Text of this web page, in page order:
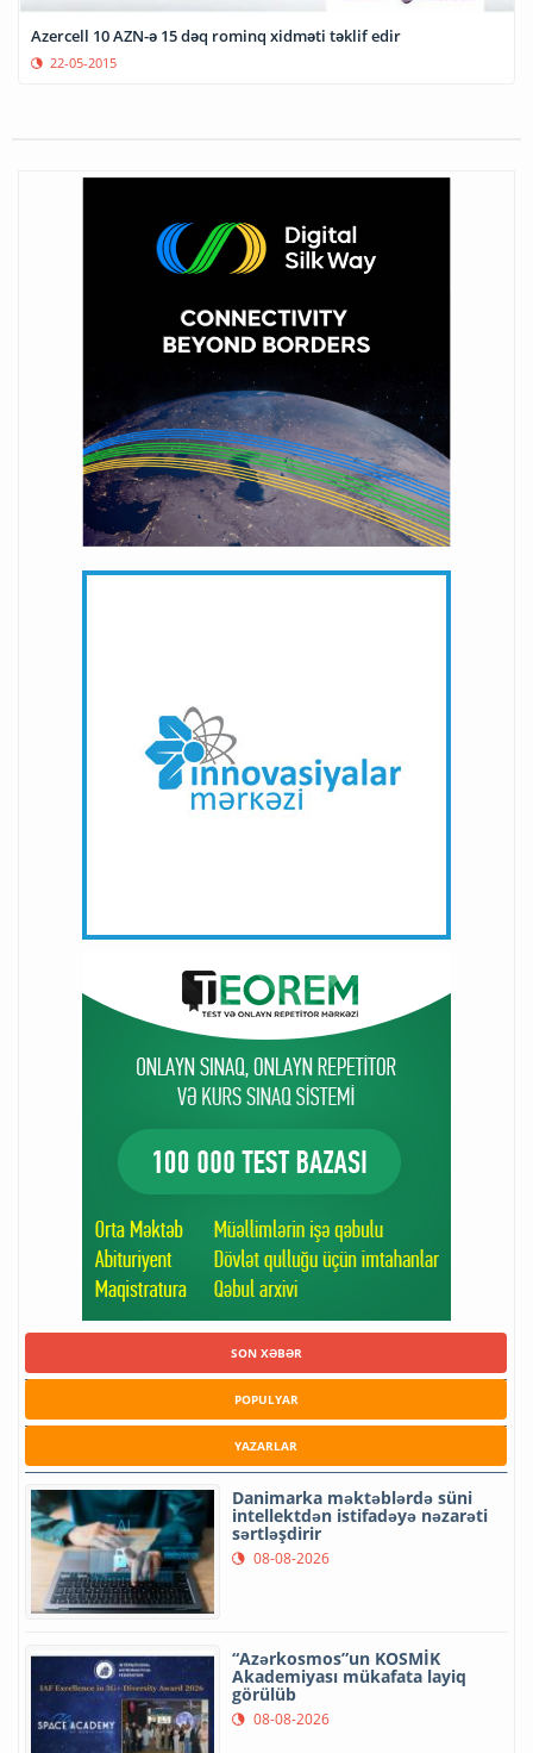
Azercell 10 AZN-ə 15 dəq rominq xidməti təklif edir
22-05-2015
SON XƏBƏR
POPULYAR
YAZARLAR
Danimarka məktəblərdə süni
intellektdən istifadəyə nəzarəti
sərtləşdirir
08-08-2026
“Azərkosmos”un KOSMİK
Akademiyası mükafata layiq
görülüb
08-08-2026